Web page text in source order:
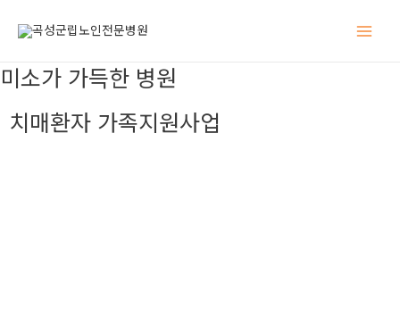
미소가 가득한 병원
치매환자 가족지원사업